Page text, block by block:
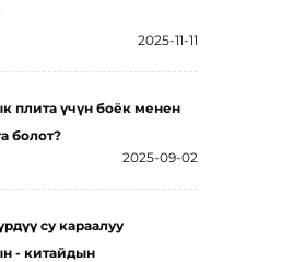
2025-11-11
плита үчүн боёк менен
болот?
2025-09-02
су караалуу
- китайдын